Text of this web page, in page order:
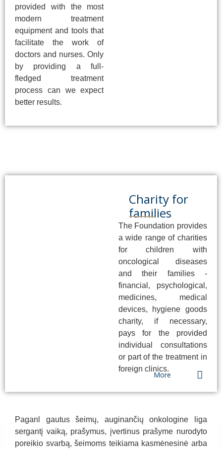
provided with the most
modern treatment
equipment and tools that
facilitate the work of
doctors and nurses. Only
by providing a full-
fledged treatment
process can we expect
better results.
Charity for
families
The Foundation provides
a wide range of charities
for children with
oncological diseases
and their families -
financial, psychological,
medicines, medical
devices, hygiene goods
charity, if necessary,
pays for the provided
individual consultations
or part of the treatment in
foreign clinics.
More
Paganl gautus šeimų, auginančių onkologine liga
sergantį vaiką, prašymus, įvertinus prašyme nurodyto
poreikio svarbą, šeimoms teikiama kasmėnesinė arba